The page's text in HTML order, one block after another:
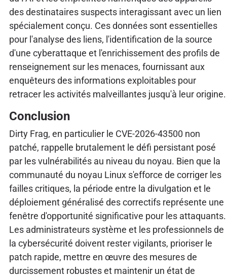
des destinataires suspects interagissant avec un lien
spécialement conçu. Ces données sont essentielles
pour l'analyse des liens, l'identification de la source
d'une cyberattaque et l'enrichissement des profils de
renseignement sur les menaces, fournissant aux
enquêteurs des informations exploitables pour
retracer les activités malveillantes jusqu'à leur origine.
Conclusion
Dirty Frag, en particulier le CVE-2026-43500 non
patché, rappelle brutalement le défi persistant posé
par les vulnérabilités au niveau du noyau. Bien que la
communauté du noyau Linux s'efforce de corriger les
failles critiques, la période entre la divulgation et le
déploiement généralisé des correctifs représente une
fenêtre d'opportunité significative pour les attaquants.
Les administrateurs système et les professionnels de
la cybersécurité doivent rester vigilants, prioriser le
patch rapide, mettre en œuvre des mesures de
durcissement robustes et maintenir un état de